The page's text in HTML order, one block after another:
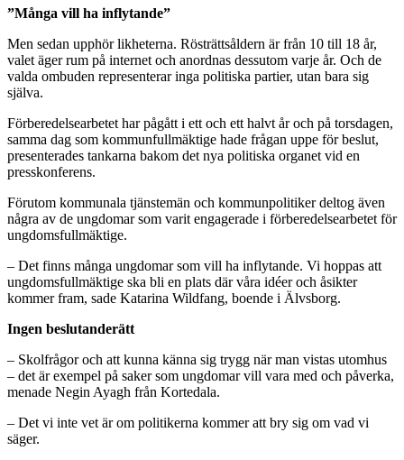
”Många vill ha inflytande”
Men sedan upphör likheterna. Rösträttsåldern är från 10 till 18 år,
valet äger rum på internet och anordnas dessutom varje år. Och de
valda ombuden representerar inga politiska partier, utan bara sig
själva.
Förberedelsearbetet har pågått i ett och ett halvt år och på torsdagen,
samma dag som kommunfullmäktige hade frågan uppe för beslut,
presenterades tankarna bakom det nya politiska organet vid en
presskonferens.
Förutom kommunala tjänstemän och kommunpolitiker deltog även
några av de ungdomar som varit engagerade i förberedelsearbetet för
ungdomsfullmäktige.
– Det finns många ungdomar som vill ha inflytande. Vi hoppas att
ungdomsfullmäktige ska bli en plats där våra idéer och åsikter
kommer fram, sade Katarina Wildfang, boende i Älvsborg.
Ingen beslutanderätt
– Skolfrågor och att kunna känna sig trygg när man vistas utomhus
– det är exempel på saker som ungdomar vill vara med och påverka,
menade Negin Ayagh från Kortedala.
– Det vi inte vet är om politikerna kommer att bry sig om vad vi
säger.